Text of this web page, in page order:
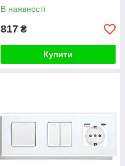
В наявності
817 ₴
Купити